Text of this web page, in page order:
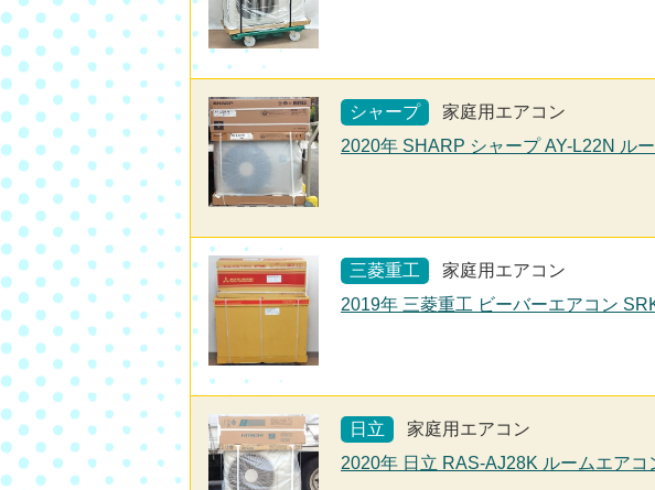
シャープ
家庭用エアコン
2020年 SHARP シャープ AY-L22N ル
三菱重工
家庭用エアコン
2019年 三菱重工 ビーバーエアコン
日立
家庭用エアコン
2020年 日立 RAS-AJ28K ルームエアコ